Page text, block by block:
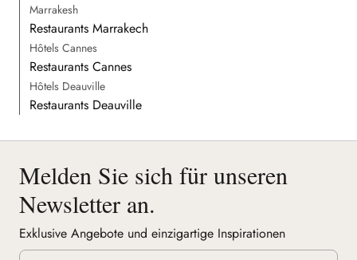
Marrakesh
Restaurants Marrakech
Hôtels Cannes
Restaurants Cannes
Hôtels Deauville
Restaurants Deauville
Melden Sie sich für unseren
Newsletter an.
Exklusive Angebote und einzigartige Inspirationen